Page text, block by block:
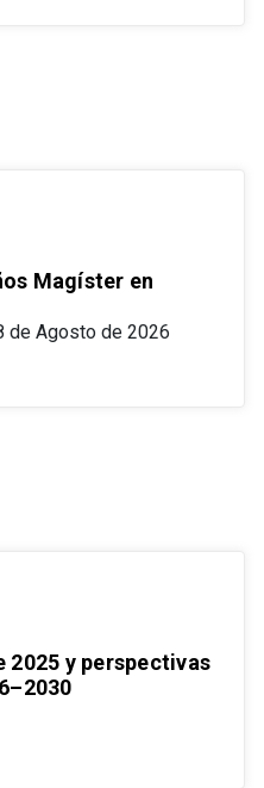
Magíster en
de Agosto de 2026
y perspectivas